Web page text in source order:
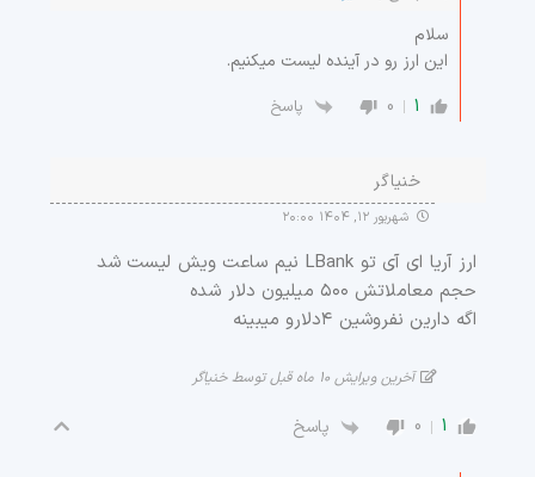
سلام
این ارز رو در آینده لیست میکنیم.
1
0 پاسخ
خنیاگر
شهریور ۱۲, ۱۴۰۴ ۲۰:۰۰
ارز آریا ای آی تو LBank نیم ساعت ویش لیست شد
حجم معاملاتش ۵۰۰ میلیون دلار شده
اگه دارین نفروشین ۴دلارو میبینه
آخرین ویرایش ۱۰ ماه قبل توسط خنیاگر
1
0 پاسخ